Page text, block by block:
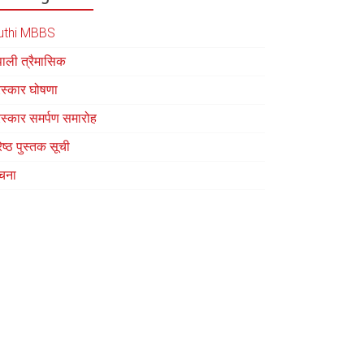
MBBS
त्रैमासिक
घोषणा
समर्पण समारोह
पुस्तक सूची